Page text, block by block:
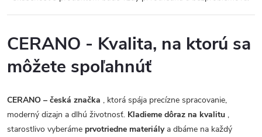
CERANO - Kvalita, na ktorú sa
môžete spoľahnúť
CERANO – česká značka , ktorá spája precízne spracovanie,
moderný dizajn a dlhú životnosť. Kladieme dôraz na kvalitu ,
starostlivo vyberáme prvotriedne materiálya dbáme na každý